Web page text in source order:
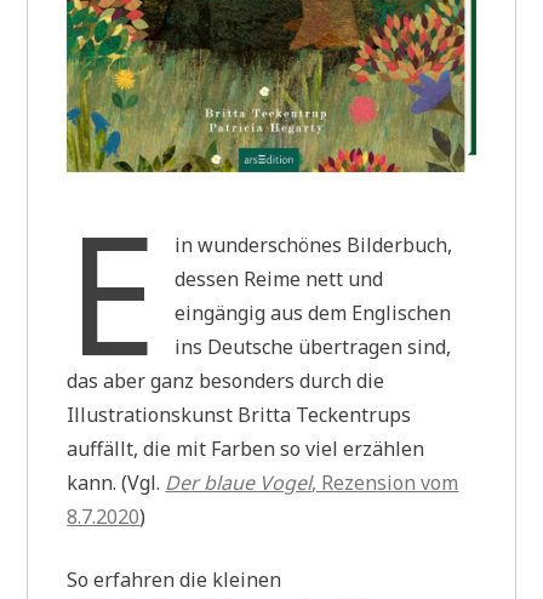
E
in wunderschönes Bilderbuch,
dessen Reime nett und
eingängig aus dem Englischen
ins Deutsche übertragen sind,
das aber ganz besonders durch die
Illustrationskunst Britta Teckentrups
auffällt, die mit Farben so viel erzählen
kann. (Vgl. Der blaue Vogel, Rezension vom
8.7.2020)
So erfahren die kleinen